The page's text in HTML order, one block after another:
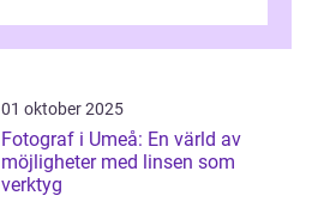
01 oktober 2025
Fotograf i Umeå: En värld av
möjligheter med linsen som
verktyg